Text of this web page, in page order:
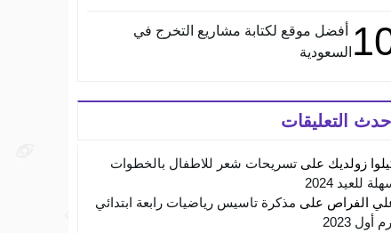
أفضل موقع لكتابة مشاريع التخرج في
السعودية
احدث التعليقات
زولديك على تسريحات شعر للاطفال بالخطوات
للعيد 2024
الفراص على مذكرة تاسيس رياضيات رابعة ابتدائي
أول 2023